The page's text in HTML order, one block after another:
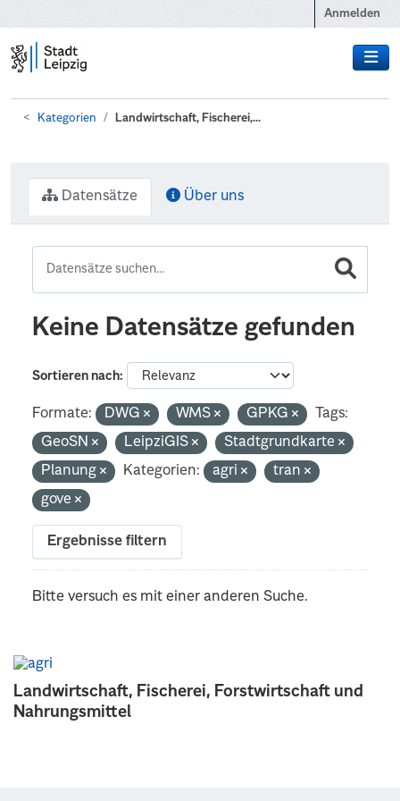
Anmelden
Kategorien Landwirtschaft, Fischerei,...
Landwirtschaft, Fischerei, Forstwirtschaft und
Nahrungsmittel
Datensätze Über uns
Keine Datensätze gefunden
Sortieren nach
Formate: DWG WMS GPKG
Tags:
GeoSN
LeipziGIS
Stadtgrundkarte
Planung
Kategorien: agri
tran
gove
Ergebnisse filtern
Bitte versuch es mit einer anderen Suche.